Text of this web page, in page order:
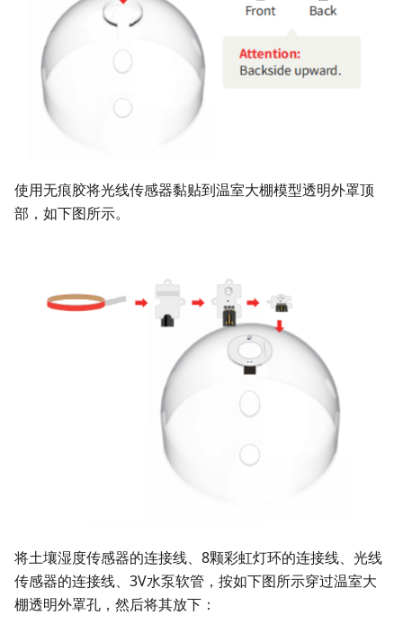
使用无痕胶将光线传感器黏贴到温室大棚模型透明外罩顶
部，如下图所示。
将土壤湿度传感器的连接线、8颗彩虹灯环的连接线、光线
传感器的连接线、3V水泵软管，按如下图所示穿过温室大
棚透明外罩孔，然后将其放下：